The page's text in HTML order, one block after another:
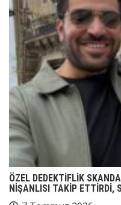
ÖZEL DEDEKTİFLİK
NİŞANLISI TAKİP ETTİRDİ,